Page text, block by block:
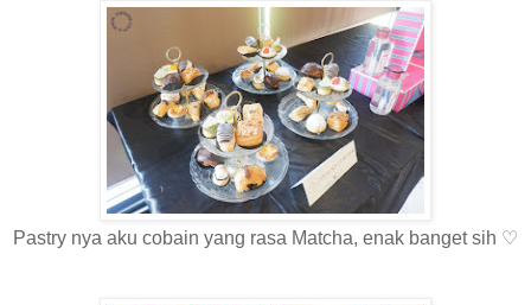
Pastry nya aku cobain yang rasa Matcha, enak banget sih ♡